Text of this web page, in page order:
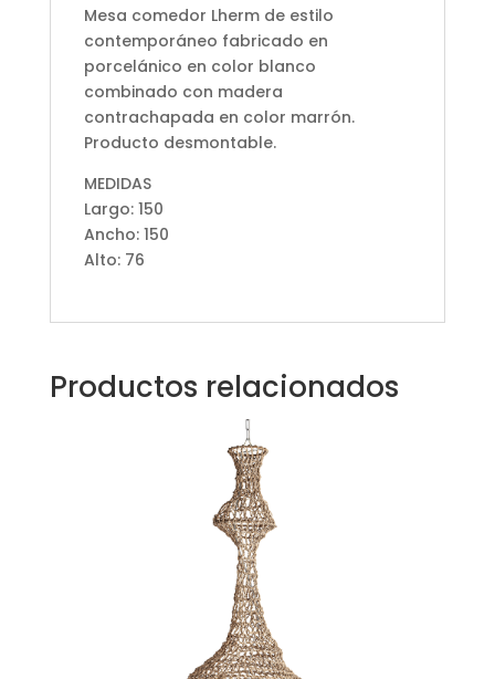
Mesa comedor Lherm de estilo
contemporáneo fabricado en
porcelánico en color blanco
combinado con madera
contrachapada en color marrón.
Producto desmontable.
MEDIDAS
Largo: 150
Ancho: 150
Alto: 76
Productos relacionados